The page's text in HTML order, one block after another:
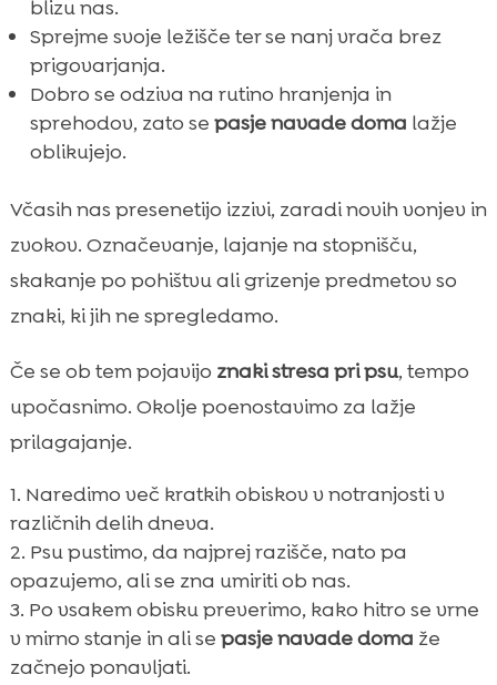
blizu nas.
Sprejme svoje ležišče ter se nanj vrača brez
prigovarjanja.
Dobro se odziva na rutino hranjenja in
sprehodov, zato se pasje navade doma lažje
oblikujejo.
Včasih nas presenetijo izzivi, zaradi novih vonjev in
zvokov. Označevanje, lajanje na stopnišču,
skakanje po pohištvu ali grizenje predmetov so
znaki, ki jih ne spregledamo.
Če se ob tem pojavijo znaki stresa pri psu, tempo
upočasnimo. Okolje poenostavimo za lažje
prilagajanje.
Naredimo več kratkih obiskov v notranjosti v
različnih delih dneva.
Psu pustimo, da najprej razišče, nato pa
opazujemo, ali se zna umiriti ob nas.
Po vsakem obisku preverimo, kako hitro se vrne
v mirno stanje in ali se pasje navade doma že
začnejo ponavljati.